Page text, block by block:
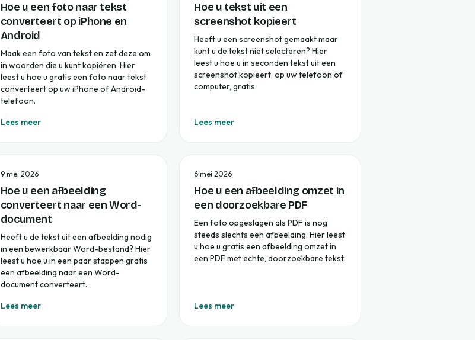
Hoe u een foto naar tekst
converteert op iPhone en
Android
Maak een foto van tekst en zet deze om
in woorden die u kunt kopiëren. Hier
leest u hoe u gratis een foto naar tekst
converteert op uw iPhone of Android-
telefoon.
Lees meer
Hoe u tekst uit een
screenshot kopieert
Heeft u een screenshot gemaakt maar
kunt u de tekst niet selecteren? Hier
leest u hoe u in seconden tekst uit een
screenshot kopieert, op uw telefoon of
computer, gratis.
Lees meer
9 mei 2026
Hoe u een afbeelding
converteert naar een Word-
document
Heeft u de tekst uit een afbeelding nodig
in een bewerkbaar Word-bestand? Hier
leest u hoe u in een paar stappen gratis
een afbeelding naar een Word-
document converteert.
Lees meer
6 mei 2026
Hoe u een afbeelding omzet in
een doorzoekbare PDF
Een foto opgeslagen als PDF is nog
steeds slechts een afbeelding. Hier leest
u hoe u gratis een afbeelding omzet in
een PDF met echte, doorzoekbare tekst.
Lees meer